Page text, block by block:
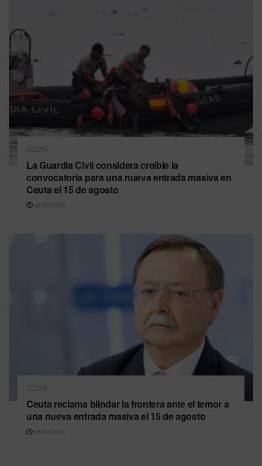
CEUTA
La Guardia Civil considera creíble la
convocatoria para una nueva entrada masiva en
Ceuta el 15 de agosto
06/08/2026
CEUTA
Ceuta reclama blindar la frontera ante el temor a
una nueva entrada masiva el 15 de agosto
06/08/2026